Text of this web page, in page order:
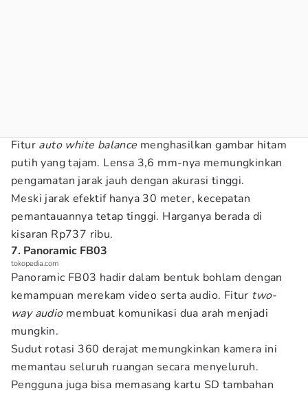
Fitur auto white balance menghasilkan gambar hitam
putih yang tajam. Lensa 3,6 mm-nya memungkinkan
pengamatan jarak jauh dengan akurasi tinggi.
Meski jarak efektif hanya 30 meter, kecepatan
pemantauannya tetap tinggi. Harganya berada di
kisaran Rp737 ribu.
7. Panoramic FB03
tokopedia.com
Panoramic FB03 hadir dalam bentuk bohlam dengan
kemampuan merekam video serta audio. Fitur two-
way audiomembuat komunikasi dua arah menjadi
mungkin.
Sudut rotasi 360 derajat memungkinkan kamera ini
memantau seluruh ruangan secara menyeluruh.
Pengguna juga bisa memasang kartu SD tambahan